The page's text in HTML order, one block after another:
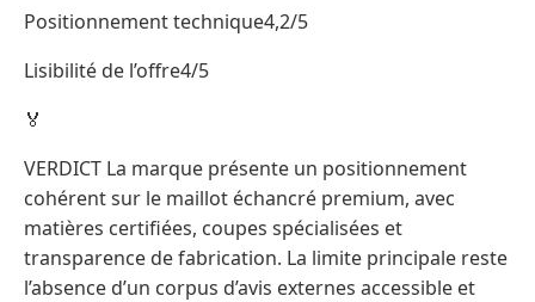
Positionnement technique4,2/5
Lisibilité de l’offre4/5
🏅
VERDICT La marque présente un positionnement
cohérent sur le maillot échancré premium, avec
matières certifiées, coupes spécialisées et
transparence de fabrication. La limite principale reste
l’absence d’un corpus d’avis externes accessible et